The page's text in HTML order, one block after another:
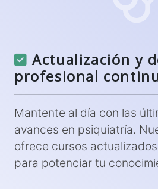
Actualización y
profesional
Mantente al día con las
avances en psiquiatría.
ofrece cursos
para potenciar tu